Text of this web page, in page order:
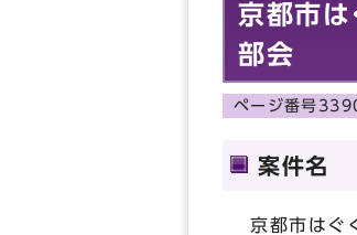
京都市
部会
ページ番号
案件名
京都市はぐ